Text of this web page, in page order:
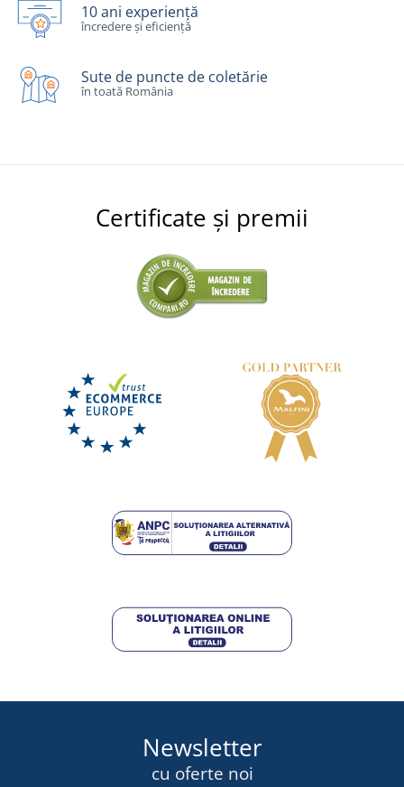
10 ani experiență
încredere și eficiență
Sute de puncte de coletărie
în toată România
Certificate și premii
Newsletter
cu oferte noi